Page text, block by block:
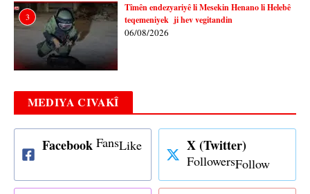
3
Tîmên endezyariyê li Mesekin Henano li Helebê
teqemeniyek ji hev vegitandin
06/08/2026
MEDIYA CIVAKÎ
Facebook FansLike X (Twitter)
FollowersFollow